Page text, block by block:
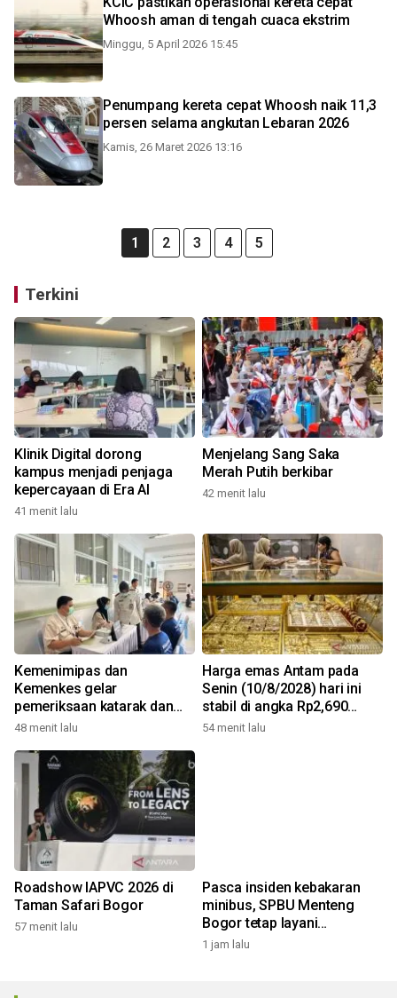
Whoosh aman di tengah cuaca ekstrim
Minggu, 5 April 2026 15:45
Penumpang kereta cepat Whoosh naik 11,3
persen selama angkutan Lebaran 2026
Kamis, 26 Maret 2026 13:16
1 2 3 4 5
Terkini
Klinik Digital dorong
kampus menjadi penjaga
kepercayaan di Era AI
41 menit lalu
Menjelang Sang Saka
Merah Putih berkibar
42 menit lalu
Kemenimipas dan
Kemenkes gelar
pemeriksaan katarak dan
CKG sambut HUT RI
48 menit lalu
Harga emas Antam pada
Senin (10/8/2028) hari ini
stabil di angka Rp2,690
juta/gr
54 menit lalu
Roadshow IAPVC 2026 di
Taman Safari Bogor
57 menit lalu
Pasca insiden kebakaran
minibus, SPBU Menteng
Bogor tetap layani
pengisian solar
1 jam lalu